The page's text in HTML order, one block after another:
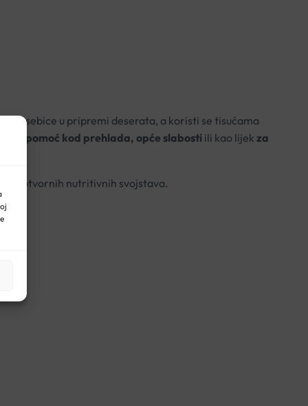
posebice u pripremi deserata, a koristi se tisućama
pomoć kod prehlada, opće slabosti ili kao lijek za
blagotvornih nutritivnih svojstava.